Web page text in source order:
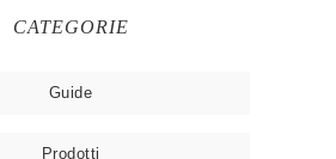
CATEGORIE
Guide
Prodotti